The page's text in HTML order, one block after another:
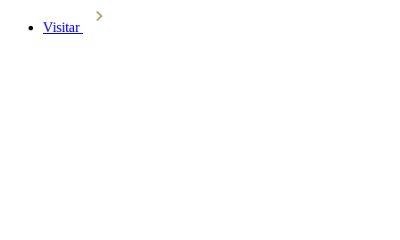
Visitar